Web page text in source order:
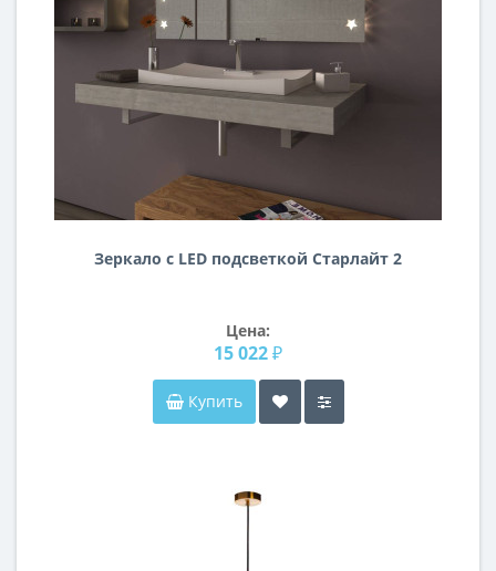
Зеркало с LED подсветкой Старлайт 2
Цена:
15 022 ₽
Купить